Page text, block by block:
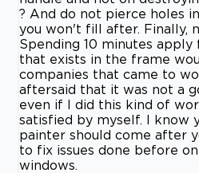
? And do not pierce holes
you won't fill after. Finally,
Spending 10 minutes
that exists in the frame
companies that came to
aftersaid that it was not a
even if I did this kind of
satisfied by myself. I know
painter should come after
to fix issues done before
windows.